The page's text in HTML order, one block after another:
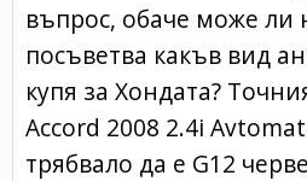
въпрос, обаче може ли
посъветва какъв вид
купя за Хондата?
Accord 2008 2.4i
трябвало да е G12